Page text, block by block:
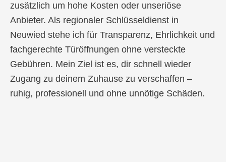
zusätzlich um hohe Kosten oder unseriöse
Anbieter. Als regionaler Schlüsseldienst in
Neuwied stehe ich für Transparenz, Ehrlichkeit und
fachgerechte Türöffnungen ohne versteckte
Gebühren. Mein Ziel ist es, dir schnell wieder
Zugang zu deinem Zuhause zu verschaffen –
ruhig, professionell und ohne unnötige Schäden.